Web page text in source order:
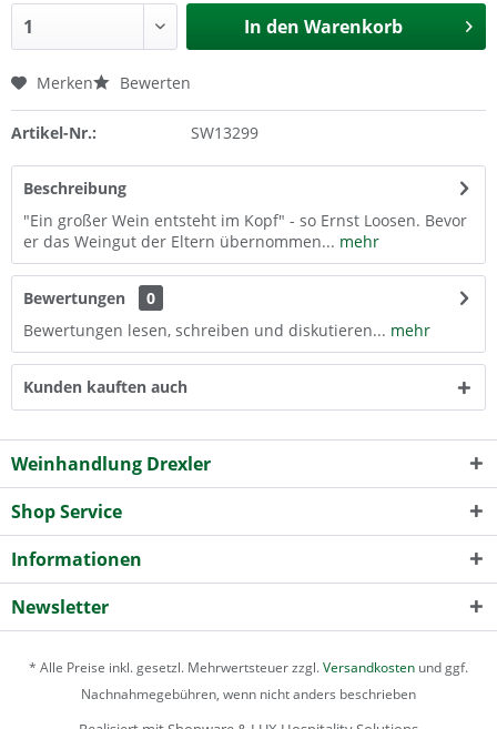
In den Warenkorb
Merken Bewerten
Artikel-Nr.: SW13299
Beschreibung
"Ein großer Wein entsteht im Kopf" - so Ernst Loosen. Bevor
er das Weingut der Eltern übernommen... mehr
Bewertungen
0
Bewertungen lesen, schreiben und diskutieren... mehr
Kunden kauften auch
Weinhandlung Drexler
Shop Service
Informationen
Newsletter
* Alle Preise inkl. gesetzl. Mehrwertsteuer zzgl.Versandkosten und ggf.
Nachnahmegebühren, wenn nicht anders beschrieben